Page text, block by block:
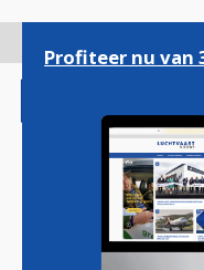
gaan
Magazine
Profiteer nu van